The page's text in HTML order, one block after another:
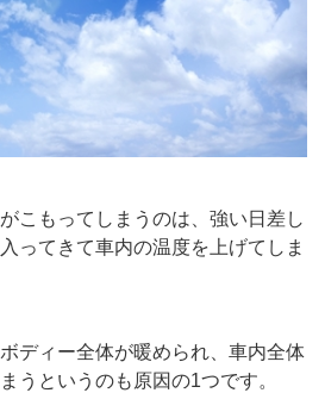
こもってしまうのは、強い日差し
ってきて車内の温度を上げてしま
ディー全体が暖められ、車内全体
うというのも原因の1つです。